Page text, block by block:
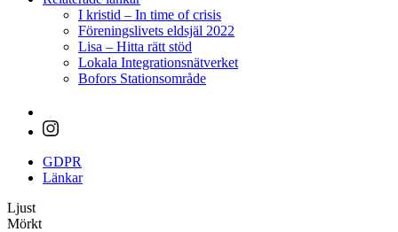
I kristid – In time of crisis
Föreningslivets eldsjäl 2022
Lisa – Hitta rätt stöd
Lokala Integrationsnätverket
Bofors Stationsområde
GDPR
Länkar
Ljust
Mörkt